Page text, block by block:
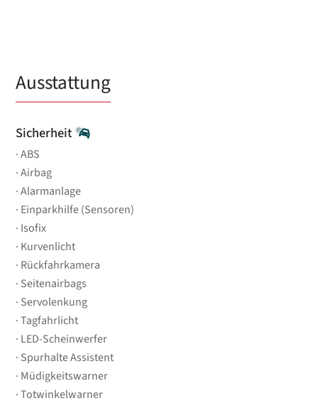
Ausstattung
Sicherheit
ABS
Airbag
Alarmanlage
Einparkhilfe (Sensoren)
Isofix
Kurvenlicht
Rückfahrkamera
Seitenairbags
Servolenkung
Tagfahrlicht
LED-Scheinwerfer
Spurhalte Assistent
Müdigkeitswarner
Totwinkelwarner